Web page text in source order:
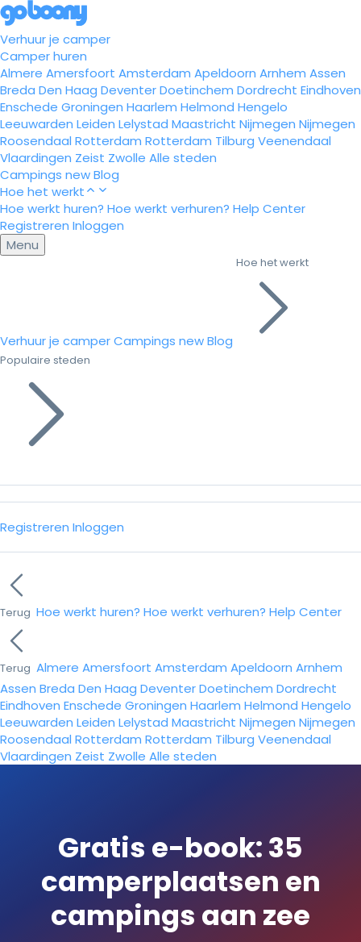
Verhuur je camper
Camper huren
Almere Amersfoort Amsterdam Apeldoorn Arnhem Assen
Breda Den Haag DeventerDoetinchem Dordrecht Eindhoven
Enschede Groningen Haarlem Helmond Hengelo
Leeuwarden Leiden Lelystad Maastricht Nijmegen Nijmegen
Roosendaal Rotterdam Rotterdam Tilburg Veenendaal
Vlaardingen Zeist Zwolle Alle steden
Campings newBlog
Hoe het werkt
Hoe werkt huren? Hoe werkt verhuren? Help Center
Registreren Inloggen
Menu
Verhuur je camperCampings newBlog
Hoe het werkt
Populaire steden
Registreren Inloggen
Terug Hoe werkt huren? Hoe werkt verhuren? Help Center
Terug Almere Amersfoort Amsterdam Apeldoorn Arnhem
Assen Breda Den Haag DeventerDoetinchem Dordrecht
Eindhoven Enschede Groningen Haarlem Helmond Hengelo
Leeuwarden Leiden Lelystad Maastricht Nijmegen Nijmegen
Roosendaal Rotterdam Rotterdam Tilburg Veenendaal
Vlaardingen Zeist Zwolle Alle steden
Gratis e-book: 35
camperplaatsen en
campings aan zee